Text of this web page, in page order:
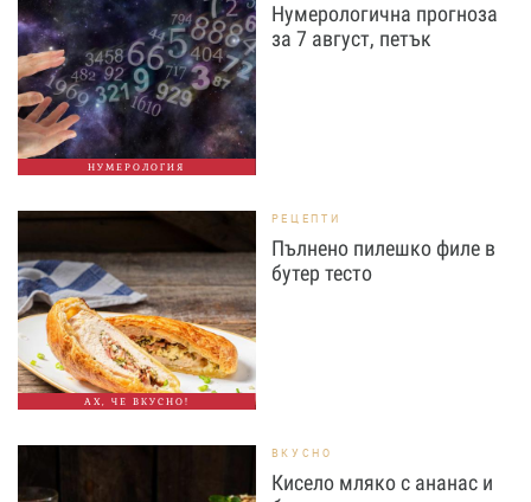
НУМЕРОЛОГИЯ
Нумерологична прогноза
за 7 август, петък
АХ, ЧЕ ВКУСНО!
РЕЦЕПТИ
Пълнено пилешко филе в
бутер тесто
ВКУСНО
Кисело мляко с ананас и